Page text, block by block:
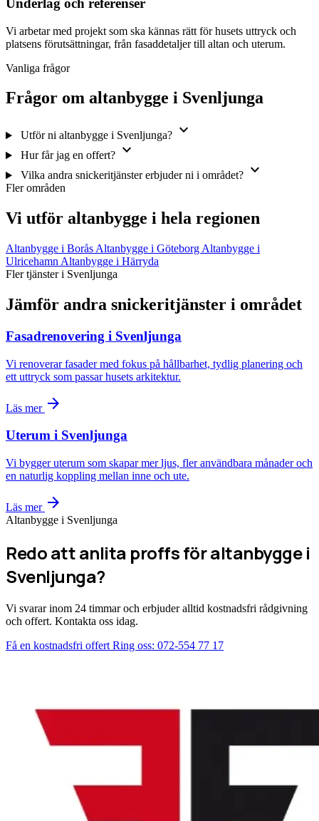
Underlag och referenser
Vi arbetar med projekt som ska kännas rätt för husets uttryck och
platsens förutsättningar, från fasaddetaljer till altan och uterum.
Vanliga frågor
Frågor om altanbygge i Svenljunga
Utför ni altanbygge i Svenljunga? expand_more
Hur får jag en offert? expand_more
Vilka andra snickeritjänster erbjuder ni i området? expand_more
Fler områden
Vi utför altanbygge i hela regionen
Altanbygge i Borås Altanbygge i Göteborg Altanbygge i
Ulricehamn Altanbygge i Härryda
Fler tjänster i Svenljunga
Jämför andra snickeritjänster i området
Fasadrenovering i Svenljunga
Vi renoverar fasader med fokus på hållbarhet, tydlig planering och
ett uttryck som passar husets arkitektur.
Läs mer arrow_forward
Uterum i Svenljunga
Vi bygger uterum som skapar mer ljus, fler användbara månader och
en naturlig koppling mellan inne och ute.
Läs mer arrow_forward
Altanbygge i Svenljunga
Redo att anlita proffs för altanbygge i
Svenljunga?
Vi svarar inom 24 timmar och erbjuder alltid kostnadsfri rådgivning
och offert. Kontakta oss idag.
Få en kostnadsfri offert Ring oss: 072-554 77 17